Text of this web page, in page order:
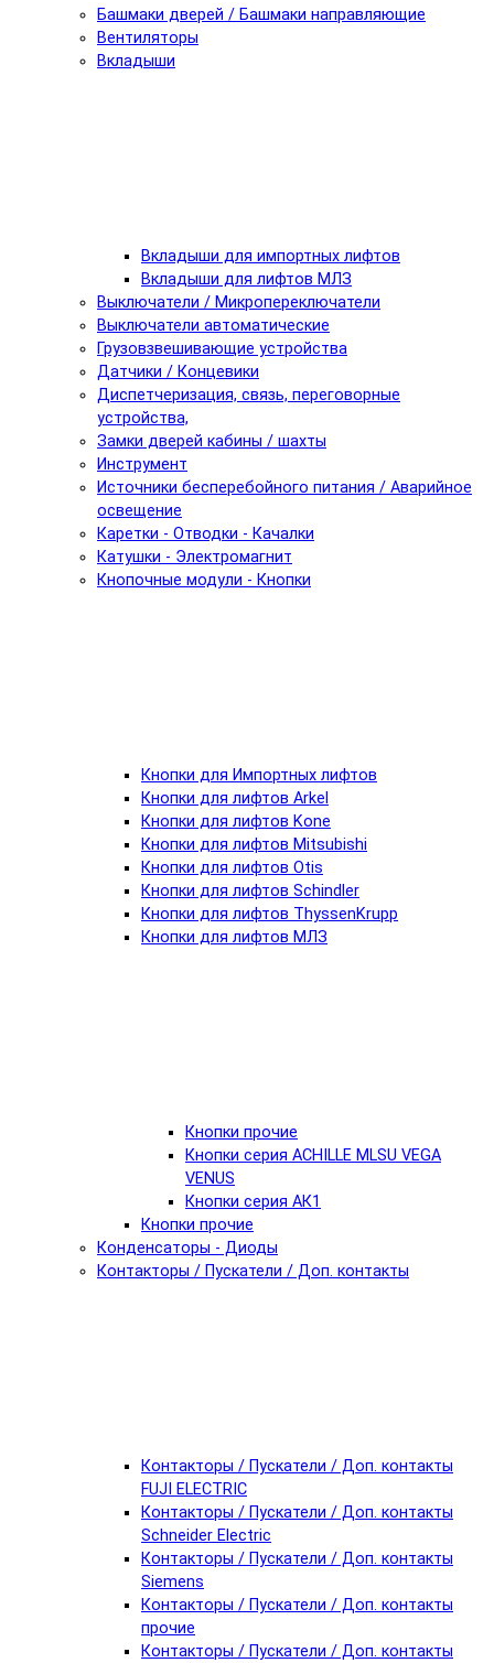
Башмаки дверей / Башмаки направляющие
Вентиляторы
Вкладыши
Вкладыши для импортных лифтов
Вкладыши для лифтов МЛЗ
Выключатели / Микропереключатели
Выключатели автоматические
Грузовзвешивающие устройства
Датчики / Концевики
Диспетчеризация, связь, переговорные
устройства,
Замки дверей кабины / шахты
Инструмент
Источники бесперебойного питания / Аварийное
освещение
Каретки - Отводки - Качалки
Катушки - Электромагнит
Кнопочные модули - Кнопки
Кнопки для Импортных лифтов
Кнопки для лифтов Arkel
Кнопки для лифтов Kone
Кнопки для лифтов Mitsubishi
Кнопки для лифтов Otis
Кнопки для лифтов Schindler
Кнопки для лифтов ThyssenKrupp
Кнопки для лифтов МЛЗ
Кнопки прочие
Кнопки серия ACHILLE MLSU VEGA
VENUS
Кнопки серия АК1
Кнопки прочие
Конденсаторы - Диоды
Контакторы / Пускатели / Доп. контакты
Контакторы / Пускатели / Доп. контакты
FUJI ELECTRIC
Контакторы / Пускатели / Доп. контакты
Schneider Electric
Контакторы / Пускатели / Доп. контакты
Siemens
Контакторы / Пускатели / Доп. контакты
прочие
Контакторы / Пускатели / Доп. контакты